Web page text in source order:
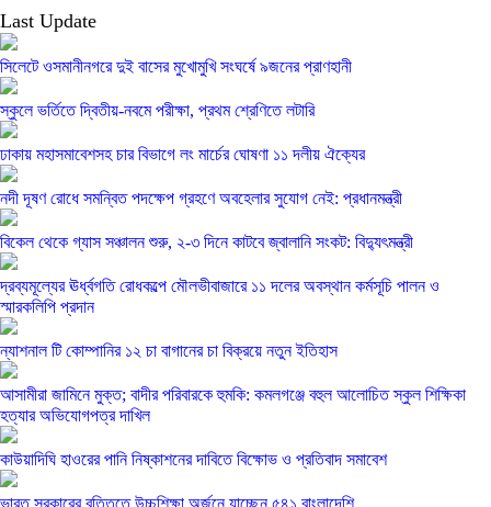
Last Update
সিলেটে ওসমানীনগরে দুই বাসের মুখোমুখি সংঘর্ষে ৯জনের প্রাণহানী
স্কুলে ভর্তিতে দ্বিতীয়-নবমে পরীক্ষা, প্রথম শ্রেণিতে লটারি
ঢাকায় মহাসমাবেশসহ চার বিভাগে লং মার্চের ঘোষণা ১১ দলীয় ঐক্যের
নদী দূষণ রোধে সমন্বিত পদক্ষেপ গ্রহণে অবহেলার সুযোগ নেই: প্রধানমন্ত্রী
বিকেল থেকে গ্যাস সঞ্চালন শুরু, ২-৩ দিনে কাটবে জ্বালানি সংকট: বিদ্যুৎমন্ত্রী
দ্রব্যমূল্যের ঊর্ধ্বগতি রোধকল্পে মৌলভীবাজারে ১১ দলের অবস্থান কর্মসূচি পালন ও
স্মারকলিপি প্রদান
ন্যাশনাল টি কোম্পানির ১২ চা বাগানের চা বিক্রয়ে নতুন ইতিহাস
আসামীরা জামিনে মুক্ত; বাদীর পরিবারকে হুমকি: কমলগঞ্জে বহুল আলোচিত স্কুল শিক্ষিকা
হত্যার অভিযোগপত্র দাখিল
কাউয়াদিঘি হাওরের পানি নিষ্কাশনের দাবিতে বিক্ষোভ ও প্রতিবাদ সমাবেশ
ভারত সরকারের বৃত্তিতে উচ্চশিক্ষা অর্জনে যাচ্ছেন ৫৪১ বাংলাদেশি